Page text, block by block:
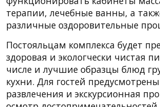
терапии, лечебные ванны, а
различные оздоровительные
Постояльцам комплекса будет
здоровая и экологчески чистая
числе и лучшие образцы блюд
кухни. Для гостей
развлечения и экскурсионная